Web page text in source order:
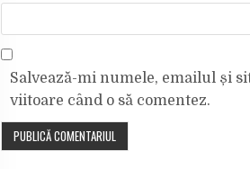
Salvează-mi numele, emailul și
viitoare când o să comentez.